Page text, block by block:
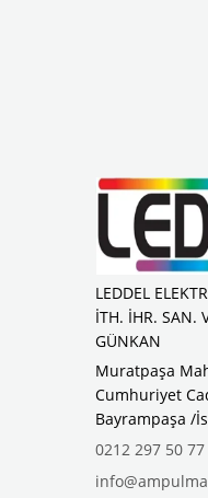
LEDDEL
İTH. İHR. SAN.
GÜNKAN
Muratpaşa
Cumhuriyet
Bayrampaşa /
0212 297 50 77